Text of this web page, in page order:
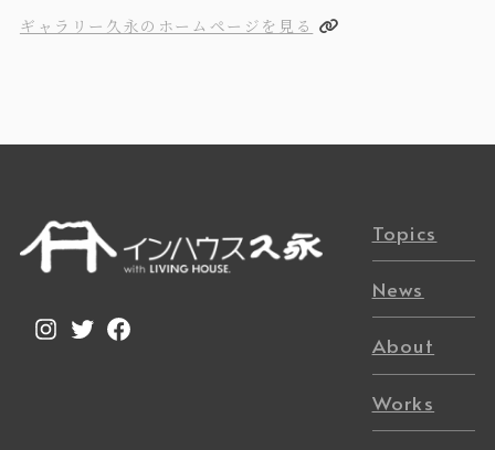
ギャラリー久永のホームページを見る
Instagram
TwitterFacebook
Topics
News
About
Works